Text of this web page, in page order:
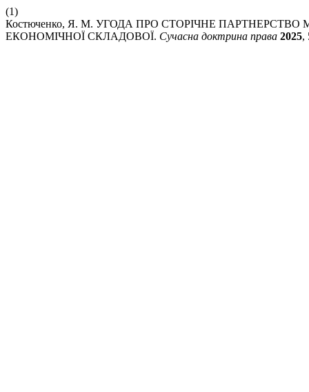
(1)
Костюченко, Я. М. УГОДА ПРО СТОРІЧНЕ
ЕКОНОМІЧНОЇ СКЛАДОВОЇ. Сучасна доктрина права 2025,